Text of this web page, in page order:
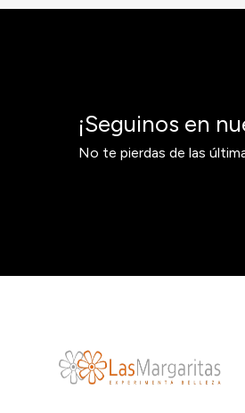
¡Seguinos en
No te pierdas de las